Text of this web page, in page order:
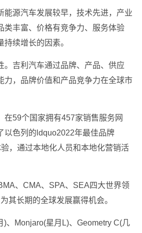
源汽车发展较早，技术先进，产业
类丰富、价格有竞争力、服务体验
续增长的因素。
吉利汽车通过品牌、产品、供应
力，品牌价值和产品竞争力在全球市
59个国家拥有457家销售服务网
以色列的ldquo2022年最佳品牌
，通过本地化人员和本地化营销活
、CMA、SPA、SEA四大世界领
其长期的全球发展赢得机会。
、Monjaro(星月L)、Geometry C(几